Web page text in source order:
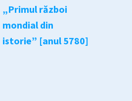
„Primul război
mondial din
istorie” [anul 5780]